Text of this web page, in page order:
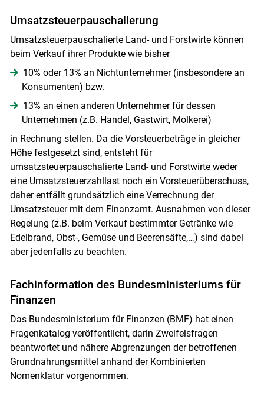
Umsatzsteuerpauschalierung
Umsatzsteuerpauschalierte Land- und Forstwirte können
beim Verkauf ihrer Produkte wie bisher
10% oder 13% an Nichtunternehmer (insbesondere an
Konsumenten) bzw.
13% an einen anderen Unternehmer für dessen
Unternehmen (z.B. Handel, Gastwirt, Molkerei)
in Rechnung stellen. Da die Vorsteuerbeträge in gleicher
Höhe festgesetzt sind, entsteht für
umsatzsteuerpauschalierte Land- und Forstwirte weder
eine Umsatzsteuerzahllast noch ein Vorsteuerüberschuss,
daher entfällt grundsätzlich eine Verrechnung der
Umsatzsteuer mit dem Finanzamt. Ausnahmen von dieser
Regelung (z.B. beim Verkauf bestimmter Getränke wie
Edelbrand, Obst-, Gemüse und Beerensäfte,…) sind dabei
aber jedenfalls zu beachten.
Fachinformation des Bundesministeriums für
Finanzen
Das Bundesministerium für Finanzen (BMF) hat einen
Fragenkatalog veröffentlicht, darin Zweifelsfragen
beantwortet und nähere Abgrenzungen der betroffenen
Grundnahrungsmittel anhand der Kombinierten
Nomenklatur vorgenommen.